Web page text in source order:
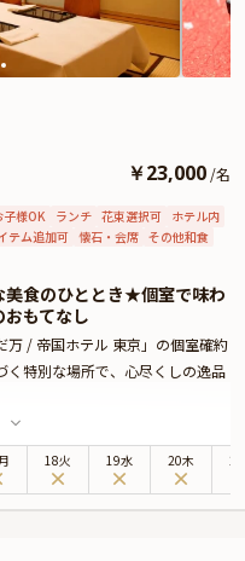
￥23,000 /名
子様OK ランチ 花束選択可 ホテル内
テム追加可 懐石・会席 その他和食
美食のひととき★個室で味わ
もてなし
万 / 帝国ホテル 東京」の個室確約
く特別な場所で、心尽くしの逸品
面しており、銀座までは徒歩圏内
。その地下1階に位置する「東京
れてきた伝統のおもてなしと共
18火 19水 20木